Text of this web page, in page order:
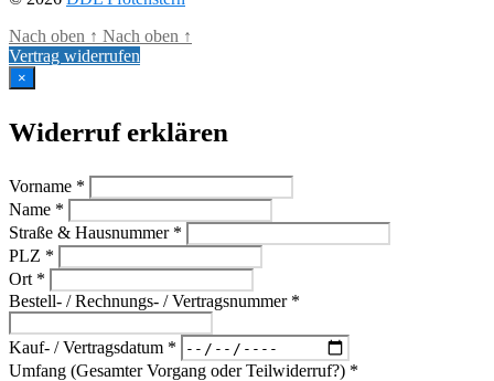
Nach oben ↑ Nach oben ↑
Vertrag widerrufen
×
Widerruf erklären
Vorname *
Name *
Straße & Hausnummer *
PLZ *
Ort *
Bestell- / Rechnungs- / Vertragsnummer *
Kauf- / Vertragsdatum *
Umfang (Gesamter Vorgang oder Teilwiderruf?) *